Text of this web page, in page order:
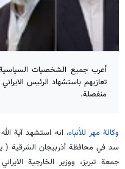
أعرب جميع الشخصيات
تعازيهم باستشهاد الرئيس
منفصلة.
وكالة مهر للأنباء، انه استشهد آية
سد في محافظة أذربيجان الشرقية (
جمعة تبريز، ووزير الخارجية